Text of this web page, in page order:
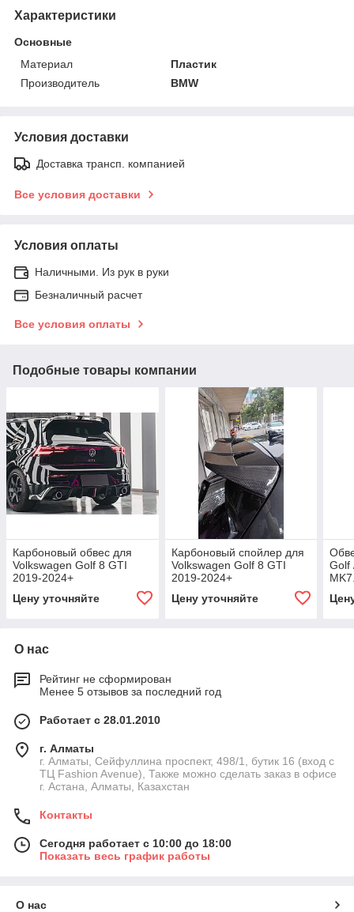
Характеристики
Основные
Материал
Пластик
Производитель
BMW
Условия доставки
Доставка трансп. компанией
Все условия доставки
Условия оплаты
Наличными. Из рук в руки
Безналичный расчет
Все условия оплаты
Подобные товары компании
Карбоновый обвес для
Volkswagen Golf 8 GTI
2019-2024+
Цену уточняйте
Карбоновый спойлер для
Volkswagen Golf 8 GTI
2019-2024+
Цену уточняйте
Golf
О нас
Рейтинг не сформирован
Менее 5 отзывов за последний год
Работает с 28.01.2010
г. Алматы
г. Алматы, Сейфуллина проспект, 498/1, бутик 16 (вход с
ТЦ Fashion Avenue), Также можно сделать заказ в офисе
г. Астана, Алматы, Казахстан
Контакты
Сегодня работает с 10:00 до 18:00
Показать весь график работы
О нас